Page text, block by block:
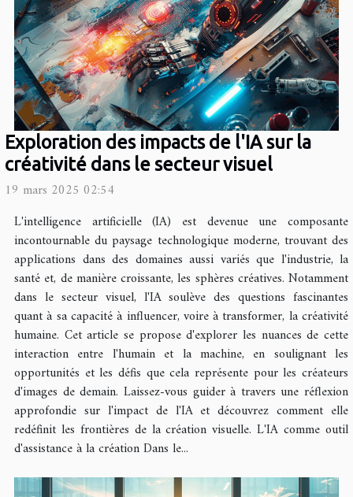
Exploration des impacts de l'IA sur la
créativité dans le secteur visuel
19 mars 2025 02:54
L'intelligence artificielle (IA) est devenue une composante
incontournable du paysage technologique moderne, trouvant des
applications dans des domaines aussi variés que l'industrie, la
santé et, de manière croissante, les sphères créatives. Notamment
dans le secteur visuel, l'IA soulève des questions fascinantes
quant à sa capacité à influencer, voire à transformer, la créativité
humaine. Cet article se propose d'explorer les nuances de cette
interaction entre l'humain et la machine, en soulignant les
opportunités et les défis que cela représente pour les créateurs
d'images de demain. Laissez-vous guider à travers une réflexion
approfondie sur l'impact de l'IA et découvrez comment elle
redéfinit les frontières de la création visuelle. L'IA comme outil
d'assistance à la création Dans le...